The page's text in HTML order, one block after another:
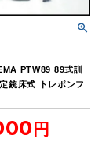
PTW89 89式訓
銃床式 トレポンフ